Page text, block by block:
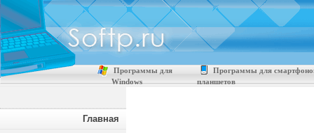
Программы для
Windows
Программы для
планшетов
Главная